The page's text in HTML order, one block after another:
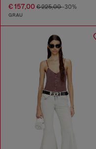
€ 157,00 € 225,00-30%
GRAU